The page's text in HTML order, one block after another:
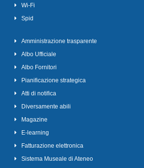
Wi-Fi
Spid
Amministrazione trasparente
Albo Ufficiale
Albo Fornitori
Pianificazione strategica
Atti di notifica
Diversamente abili
Magazine
E-learning
Fatturazione elettronica
Sistema Museale di Ateneo